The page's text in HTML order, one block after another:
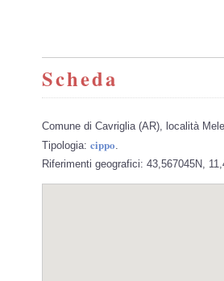
Scheda
Comune di Cavriglia (AR), località
Tipologia: cippo.
Riferimenti geografici: 43,567045N,